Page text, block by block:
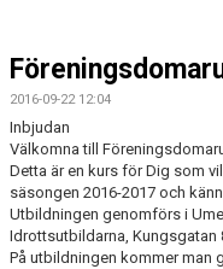
ERSBODA SK STYRELSE
DOKUMENT
LEDARINFORMATION
KALENDER
2016-09-22 12:04
Inbjudan
Välkomna till
Detta är en kurs för Dig som
säsongen 2016-2017 och
Utbildningen genomförs i
Idrottsutbildarna, Kungsgatan
På utbildningen kommer man